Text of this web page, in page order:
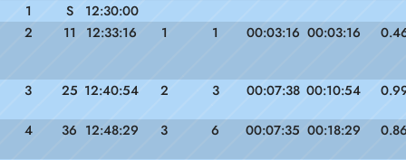
1
S
12:30:00
2
11 12:33:16 1 1 00:03:16 00:03:16
3 25 12:40:54 2 3 00:07:38 00:10:54
4 36 12:48:29 3 6 00:07:35 00:18:29